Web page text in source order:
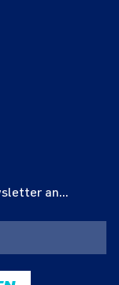
an...